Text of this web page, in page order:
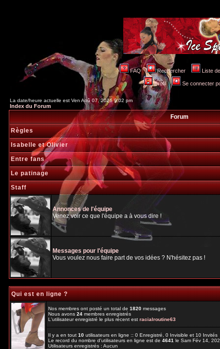
FAQ Rechercher Liste
Profil Se connecter
La date/heure actuelle est Ven Aoû 07, 2026 9:02 pm
Index du Forum
Forum
Règles
Isabelle et Olivier
Entre fans
Le patinage
Staff
Annonces de l'équipe
Venez voir ce que l'équipe a à vous dire !
Messages pour l'équipe
Vous voulez nous faire part de vos idées ? N'hésitez pas !
Qui est en ligne ?
Nos membres ont posté un total de1820messages
Nous avons24membres enregistrés
L'utilisateur enregistré le plus récent estracialroutine63
Il y a en tout10utilisateurs en ligne :: 0 Enregistré, 0 Invisible et 10
Le record du nombre d'utilisateurs en ligne est de4641le Sam Fév 14,
Utilisateurs enregistrés : Aucun